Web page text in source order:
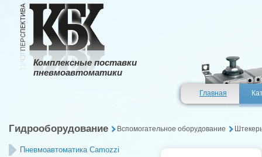
Комплексные поставки
пневмоавтоматики
Главная
Гидрооборудование Вспомогательное оборудование
Пневмоавтоматика Camozzi